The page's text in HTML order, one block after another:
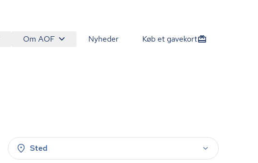
Om AOF Nyheder Køb et gavekort
Sted